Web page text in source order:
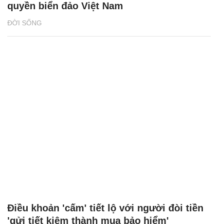
ĐỜI SỐNG
quyền biển đảo Việt Nam
Điều khoản 'cấm' tiết lộ với người đòi tiền
'gửi tiết kiệm thành mua bảo hiểm'